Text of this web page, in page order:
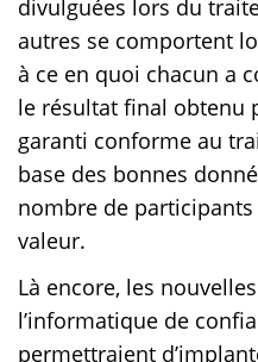
divulguées lors du
autres se comportent
à ce en quoi chacun a
le résultat final obtenu
garanti conforme au
base des bonnes
nombre de
valeur.
Là encore, les
l’informatique de
permettraient